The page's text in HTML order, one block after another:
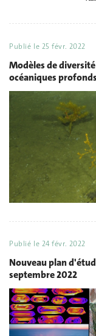
Publié le 25 févr. 2022
Modèles de
océaniques profonds
Publié le 24 févr. 2022
Nouveau plan
septembre 2022